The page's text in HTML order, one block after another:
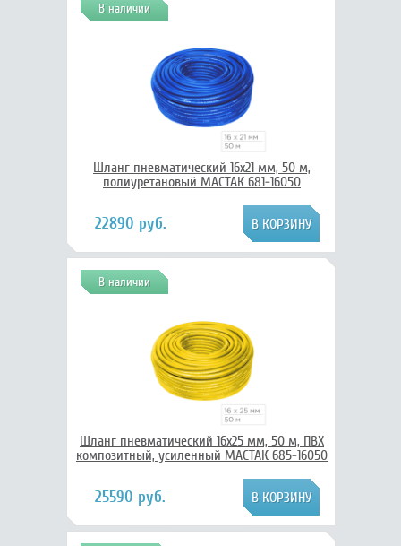
В наличии
Шланг пневматический 16х21 мм, 50 м,
полиуретановый МАСТАК 681-16050
22890 руб.
В наличии
Шланг пневматический 16х25 мм, 50 м, ПВХ
композитный, усиленный МАСТАК 685-16050
25590 руб.